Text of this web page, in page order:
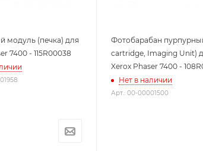
модуль (печка) для
7400 - 115R00038
Фотобарабан
cartridge, Imaging Unit)
Xerox Phaser 7400 -
Нет в наличии
Арт.: 00-00001500